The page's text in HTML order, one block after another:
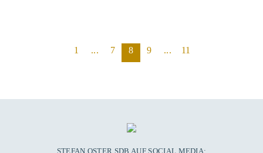
1 ... 7 8 9 ... 11
STEFAN OSTER SDB AUF SOCIAL MEDIA: